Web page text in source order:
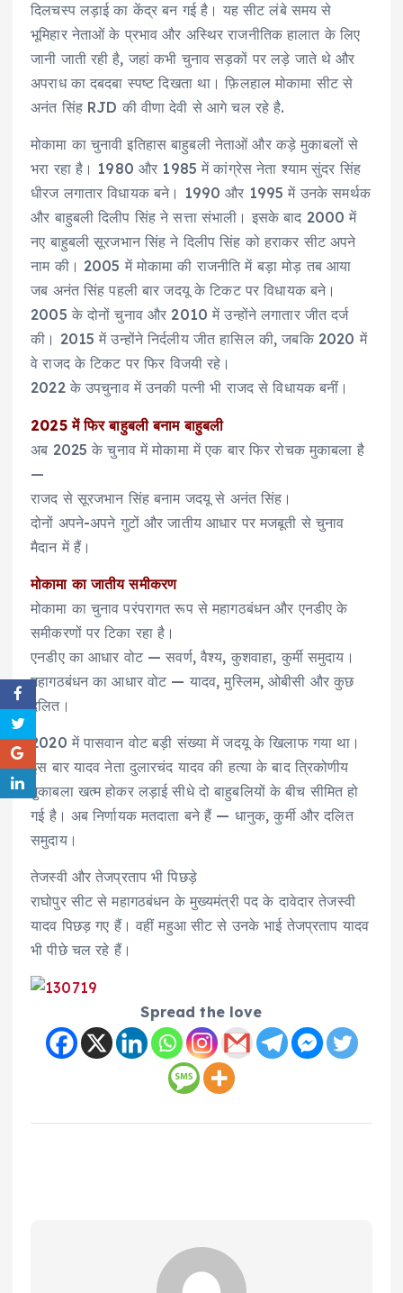
दिलचस्प लड़ाई का केंद्र बन गई है। यह सीट लंबे समय से
भूमिहार नेताओं के प्रभाव और अस्थिर राजनीतिक हालात के लिए
जानी जाती रही है, जहां कभी चुनाव सड़कों पर लड़े जाते थे और
अपराध का दबदबा स्पष्ट दिखता था। फ़िलहाल मोकामा सीट से
अनंत सिंह RJD की वीणा देवी से आगे चल रहे है.
मोकामा का चुनावी इतिहास बाहुबली नेताओं और कड़े मुकाबलों से
भरा रहा है। 1980 और 1985 में कांग्रेस नेता श्याम सुंदर सिंह
धीरज लगातार विधायक बने। 1990 और 1995 में उनके समर्थक
और बाहुबली दिलीप सिंह ने सत्ता संभाली। इसके बाद 2000 में
नए बाहुबली सूरजभान सिंह ने दिलीप सिंह को हराकर सीट अपने
नाम की। 2005 में मोकामा की राजनीति में बड़ा मोड़ तब आया
जब अनंत सिंह पहली बार जदयू के टिकट पर विधायक बने।
2005 के दोनों चुनाव और 2010 में उन्होंने लगातार जीत दर्ज
की। 2015 में उन्होंने निर्दलीय जीत हासिल की, जबकि 2020 में
वे राजद के टिकट पर फिर विजयी रहे।
2022 के उपचुनाव में उनकी पत्नी भी राजद से विधायक बनीं।
2025 में फिर बाहुबली बनाम बाहुबली
अब 2025 के चुनाव में मोकामा में एक बार फिर रोचक मुकाबला है
—
राजद से सूरजभान सिंह बनाम जदयू से अनंत सिंह।
दोनों अपने-अपने गुटों और जातीय आधार पर मजबूती से चुनाव
मैदान में हैं।
मोकामा का जातीय समीकरण
मोकामा का चुनाव परंपरागत रूप से महागठबंधन और एनडीए के
समीकरणों पर टिका रहा है।
एनडीए का आधार वोट — सवर्ण, वैश्य, कुशवाहा, कुर्मी समुदाय।
महागठबंधन का आधार वोट — यादव, मुस्लिम, ओबीसी और कुछ
दलित।
2020 में पासवान वोट बड़ी संख्या में जदयू के खिलाफ गया था।
इस बार यादव नेता दुलारचंद यादव की हत्या के बाद त्रिकोणीय
मुकाबला खत्म होकर लड़ाई सीधे दो बाहुबलियों के बीच सीमित हो
गई है। अब निर्णायक मतदाता बने हैं — धानुक, कुर्मी और दलित
समुदाय।
तेजस्वी और तेजप्रताप भी पिछड़े
राघोपुर सीट से महागठबंधन के मुख्यमंत्री पद के दावेदार तेजस्वी
यादव पिछड़ गए हैं। वहीं महुआ सीट से उनके भाई तेजप्रताप यादव
भी पीछे चल रहे हैं।
Spread the love